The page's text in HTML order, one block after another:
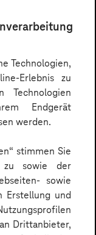
Technologien,
Erlebnis zu
Endgerät
werden.
stimmen Sie
sowie der
sowie
Erstellung und
Drittanbieter,
mit
Agent-
(AI Agents) ist
entwickelt
Unternehmen,
und
Automation